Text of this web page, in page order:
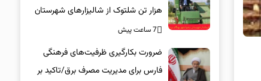
هزار تن شلتوک از شالیزارهای شهرستان
7 ساعت پیش
ضرورت بکارگیری ظرفیت‌های فرهنگی
فارس برای مدیریت مصرف برق/تاکید بر